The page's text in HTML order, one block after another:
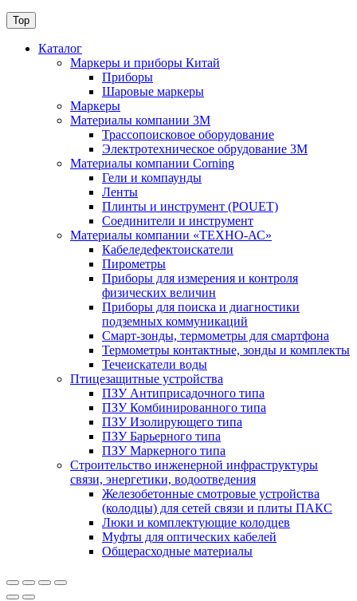
Top
Каталог
Маркеры и приборы Китай
Приборы
Шаровые маркеры
Маркеры
Материалы компании 3М
Трассопоисковое оборудование
Электротехническое обрудование 3М
Материалы компании Corning
Гели и компаунды
Ленты
Плинты и инструмент (POUET)
Соединители и инструмент
Материалы компании «ТЕХНО-АС»
Кабеледефектоискатели
Пирометры
Приборы для измерения и контроля
физических величин
Приборы для поиска и диагностики
подземных коммуникаций
Смарт-зонды, термометры для смартфона
Термометры контактные, зонды и комплекты
Течеискатели воды
Птицезащитные устройства
ПЗУ Антиприсадочного типа
ПЗУ Комбинированного типа
ПЗУ Изолирующего типа
ПЗУ Барьерного типа
ПЗУ Маркерного типа
Строительство инженерной инфраструктуры
связи, энергетики, водоотведения
Железобетонные смотровые устройства
(колодцы) для сетей связи и плиты ПАКС
Люки и комплектующие колодцев
Муфты для оптических кабелей
Общерасходные материалы